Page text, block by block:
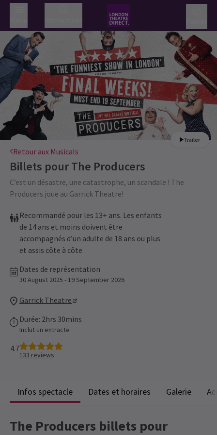
Trailer
Retour aux Musicals
Billets pourThe Producers
C’est un désastre, une catastrophe, un scandale ! The
Producers joue au Garrick Theatre!
Recommandé pour les 13+ ans. Les enfants
de 14 ans et moins doivent être
accompagnés d’un adulte de 18 ans ou plus
et assis côte à côte.
Dates de représentation
30 August 2025 - 19 September 2026
Garrick Theatre
Durée: 2hrs 30mins
Inclut un entracte
4.7
133 reviews
Infos spectacle Dates et horaires Galerie
The Producers billets pour